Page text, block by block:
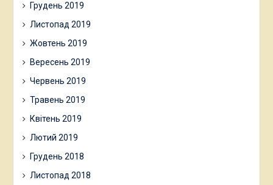
Грудень 2019
Листопад 2019
Жовтень 2019
Вересень 2019
Червень 2019
Травень 2019
Квітень 2019
Лютий 2019
Грудень 2018
Листопад 2018